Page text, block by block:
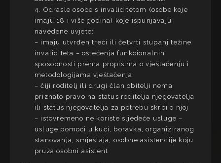
4. Odrasle osobe s invaliditetom (osobe koje
imaju 18 i više godina) koje ispunjavaju
navedene uvjete:
– imaju utvrđen treći ili četvrti stupanj težine
invaliditeta – oštećenja funkcionalnih
sposobnosti prema propisima o vještačenju i
metodologijama vještačenja
– čiji roditelj ili drugi član obitelji nema
priznato pravo na status roditelja njegovatelja
ili status njegovatelja za potrebu skrbi o njoj
– istovremeno ne koriste sljedeće usluge –
usluge pomoći u kući, boravka, organiziranog
stanovanja, smještaja, osobne asistencije koju
pruža osobni asistent